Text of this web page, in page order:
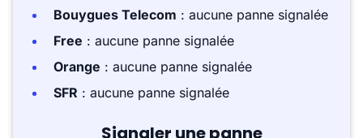
Bouygues Telecom : aucune panne signalée
Free : aucune panne signalée
Orange : aucune panne signalée
SFR : aucune panne signalée
Signaler une panne